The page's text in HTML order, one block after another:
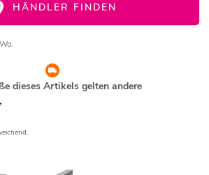
HÄNDLER FINDEN
dieses Artikels gelten andere